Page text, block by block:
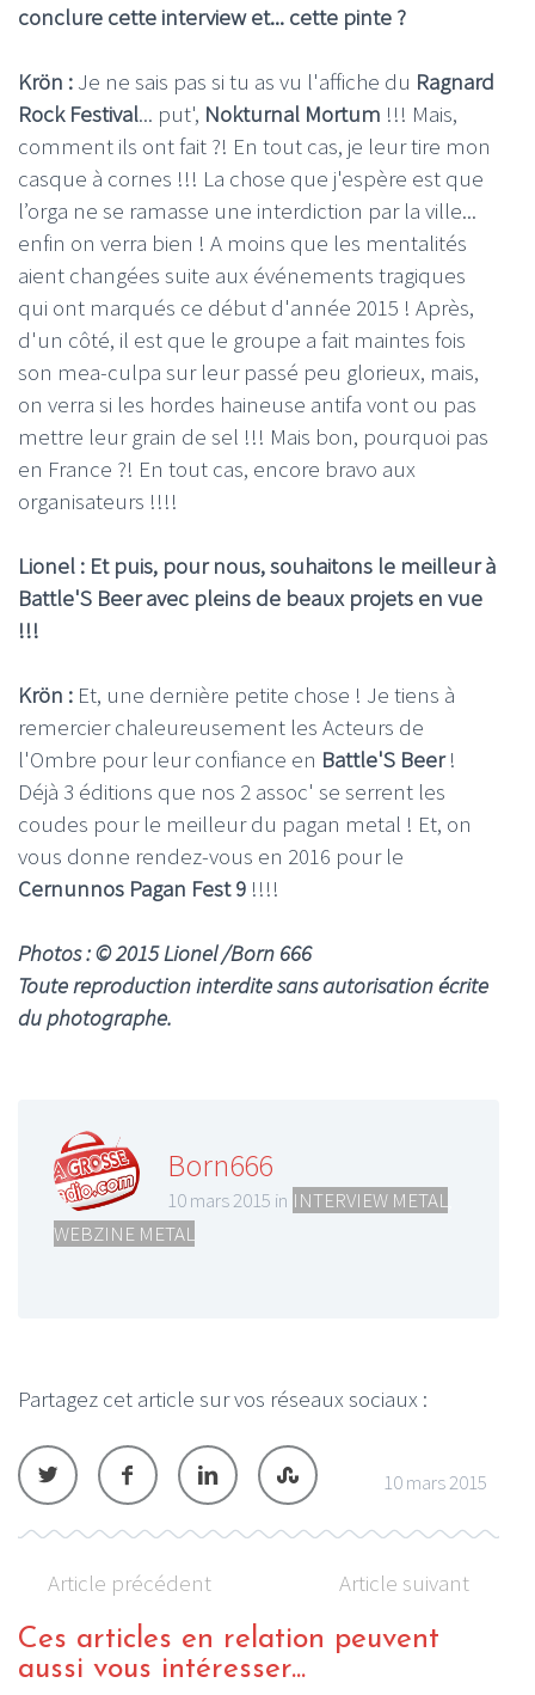
conclure cette interview et... cette pinte ?
Krön : Je ne sais pas si tu as vu l'affiche du Ragnard
Rock Festival... put', Nokturnal Mortum !!! Mais,
comment ils ont fait ?! En tout cas, je leur tire mon
casque à cornes !!! La chose que j'espère est que
l’orga ne se ramasse une interdiction par la ville...
enfin on verra bien ! A moins que les mentalités
aient changées suite aux événements tragiques
qui ont marqués ce début d'année 2015 ! Après,
d'un côté, il est que le groupe a fait maintes fois
son mea-culpa sur leur passé peu glorieux, mais,
on verra si les hordes haineuse antifa vont ou pas
mettre leur grain de sel !!! Mais bon, pourquoi pas
en France ?! En tout cas, encore bravo aux
organisateurs !!!!
Lionel : Et puis, pour nous, souhaitons le meilleur à
Battle'S Beer avec pleins de beaux projets en vue
!!!
Krön : Et, une dernière petite chose ! Je tiens à
remercier chaleureusement les Acteurs de
l'Ombre pour leur confiance en Battle'S Beer!
Déjà 3 éditions que nos 2 assoc' se serrent les
coudes pour le meilleur du pagan metal ! Et, on
vous donne rendez-vous en 2016 pour le
Cernunnos Pagan Fest 9 !!!!
Photos : © 2015 Lionel /Born 666
Toute reproduction interdite sans autorisation écrite
du photographe.
Born666
10 mars 2015 in INTERVIEW METAL
WEBZINE METAL
Partagez cet article sur vos réseaux sociaux :
10 mars 2015
Article précédent Article suivant
Ces articles en relation peuvent
aussi vous intéresser...